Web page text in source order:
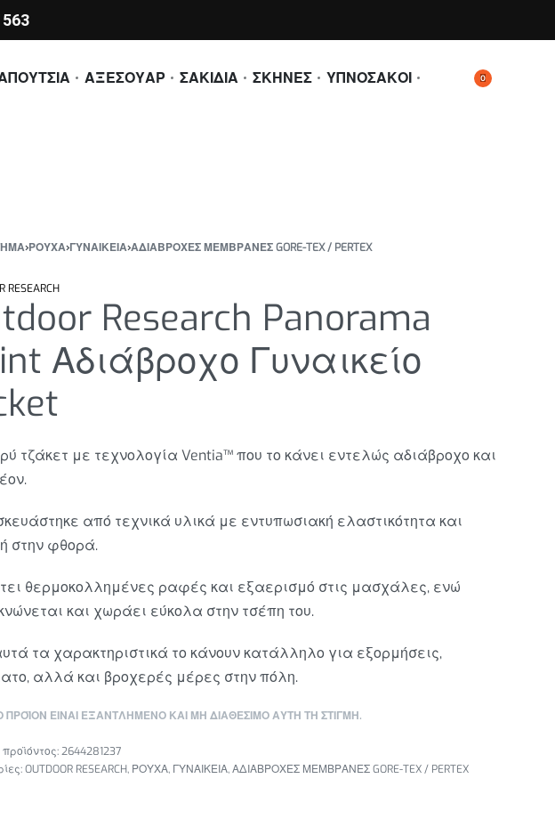
ΑΞΕΣΟΥΑΡ ΣΑΚΙΔΙΑ ΣΚΗΝΕΣ ΥΠΝΟΣΑΚΟΙ 0
›ΡΟΥΧΑ›ΓΥΝΑΙΚΕΙΑ›ΑΔΙΑΒΡΟΧΕΣ ΜΕΜΒΡΑΝΕΣ GORE-TEX / PERTEX
RESEARCH
Research Panorama
Αδιάβροχο Γυναικείο
τζάκετ με τεχνολογία Ventia™ που το κάνει εντελώς αδιάβροχο και
από τεχνικά υλικά με εντυπωσιακή ελαστικότητα και
στην φθορά.
θερμοκολλημένες ραφές και εξαερισμό στις μασχάλες, ενώ
και χωράει εύκολα στην τσέπη του.
τα χαρακτηριστικά το κάνουν κατάλληλο για εξορμήσεις,
αλλά και βροχερές μέρες στην πόλη.
ΠΡΟΪΌΝ ΕΊΝΑΙ ΕΞΑΝΤΛΗΜΈΝΟ ΚΑΙ ΜΉ ΔΙΑΘΈΣΙΜΟ ΑΥΤΉ ΤΗ ΣΤΙΓΜΉ.
2644281237
OUTDOOR RESEARCH, ΡΟΥΧΑ, ΓΥΝΑΙΚΕΙΑ,ΑΔΙΑΒΡΟΧΕΣ ΜΕΜΒΡΑΝΕΣ GORE-TEX / PERTEX